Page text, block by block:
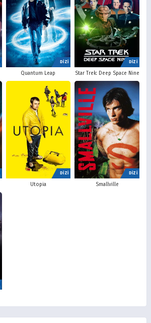
DİZİ
Quantum Leap
DİZİ
Star Trek: Deep Space Nine
DİZİ
Utopia
DİZİ
Smallville